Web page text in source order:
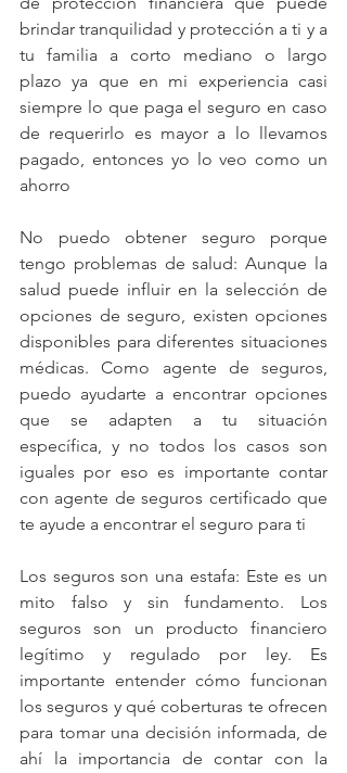
brindar tranquilidad y protección a ti y a
tu familia a corto mediano o largo
plazo ya que en mi experiencia casi
siempre lo que paga el seguro en caso
de requerirlo es mayor a lo llevamos
pagado, entonces yo lo veo como un
ahorro
No puedo obtener seguro porque
tengo problemas de salud: Aunque la
salud puede influir en la selección de
opciones de seguro, existen opciones
disponibles para diferentes situaciones
médicas. Como agente de seguros,
puedo ayudarte a encontrar opciones
que se adapten a tu situación
específica, y no todos los casos son
iguales por eso es importante contar
con agente de seguros certificado que
te ayude a encontrar el seguro para ti
Los seguros son una estafa: Este es un
mito falso y sin fundamento. Los
seguros son un producto financiero
legítimo y regulado por ley. Es
importante entender cómo funcionan
los seguros y qué coberturas te ofrecen
para tomar una decisión informada, de
ahí la importancia de contar con la